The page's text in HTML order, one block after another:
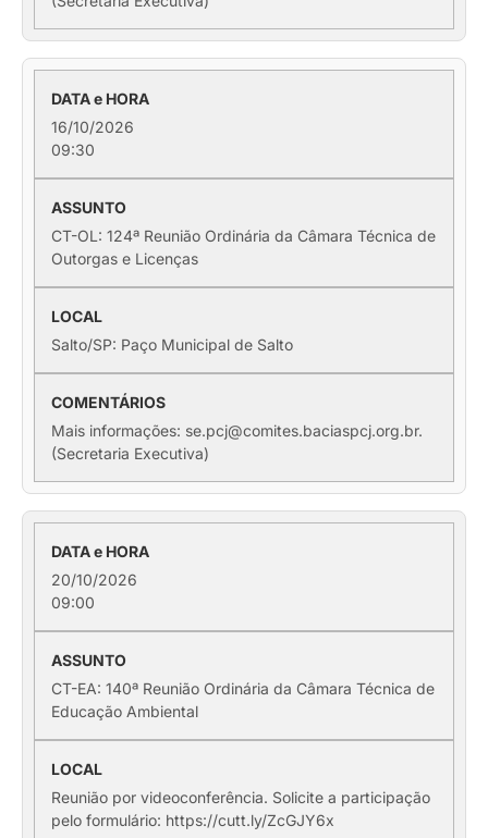
16/10/2026
09:30
CT-OL: 124ª Reunião Ordinária da Câmara Técnica de
Outorgas e Licenças
Salto/SP: Paço Municipal de Salto
Mais informações: se.pcj@comites.baciaspcj.org.br.
(Secretaria Executiva)
20/10/2026
09:00
CT-EA: 140ª Reunião Ordinária da Câmara Técnica de
Educação Ambiental
Reunião por videoconferência. Solicite a participação
pelo formulário: https://cutt.ly/ZcGJY6x